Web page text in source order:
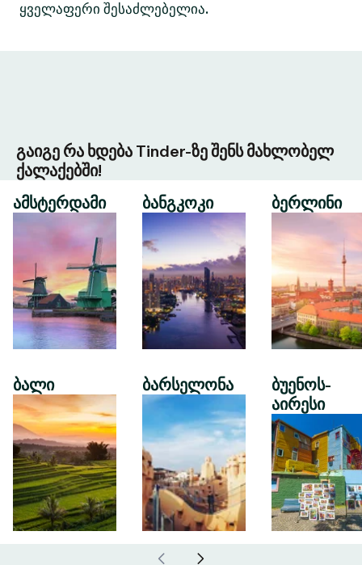
ყველაფერი შესაძლებელია.
გაიგე რა ხდება Tinder-ზე შენს მახლობელ
ქალაქებში!
ამსტერდამი
ბალი
ბანგკოკი
ბარსელონა
ბერლინი
ბუენოს-
აირესი